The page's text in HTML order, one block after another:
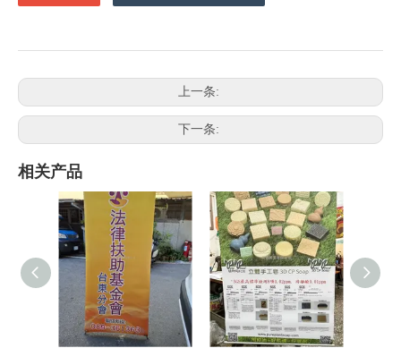
上一条:
下一条:
相关产品
X型展架 PP相纸挂轴